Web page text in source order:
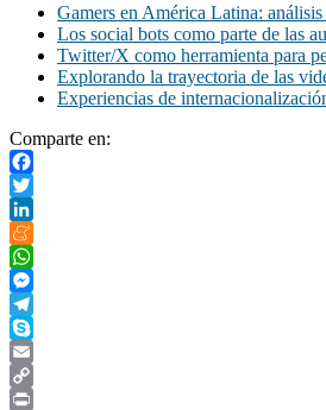
Gamers en América Latina:
Los social bots como parte de las
Twitter/X como herramienta para
Explorando la trayectoria de las
Experiencias de
Comparte en:
Facebook
Twitter
LinkedIn
Meneame
WhatsApp
Messenger
Telegram
Skype
Email
Copy